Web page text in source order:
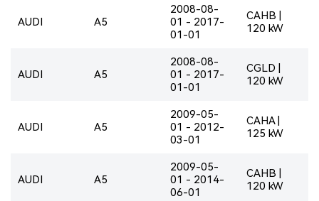
AUDI A5
2008-08-
01 - 2017-
01-01
CAHB |
120 kW
AUDI A5
2008-08-
01 - 2017-
01-01
CGLD |
120 kW
AUDI A5
2009-05-
01 - 2012-
03-01
CAHA |
125 kW
AUDI A5
2009-05-
01 - 2014-
06-01
CAHB |
120 kW